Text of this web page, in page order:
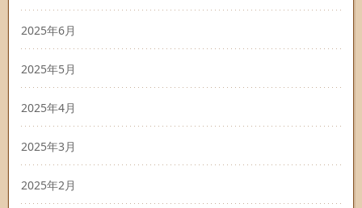
2025年6月
2025年5月
2025年4月
2025年3月
2025年2月